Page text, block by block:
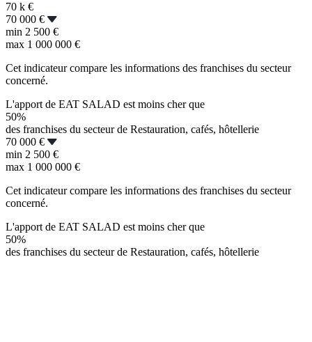
70 k €
70 000 €
min 2 500 €
max 1 000 000 €
Cet indicateur compare les informations des franchises du secteur
concerné.
L'apport de EAT SALAD est moins cher que
50%
des franchises du secteur de Restauration, cafés, hôtellerie
70 000 €
min 2 500 €
max 1 000 000 €
Cet indicateur compare les informations des franchises du secteur
concerné.
L'apport de EAT SALAD est moins cher que
50%
des franchises du secteur de Restauration, cafés, hôtellerie